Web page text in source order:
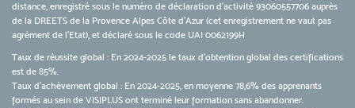
distance, enregistré sous le numéro de déclaration d’activité 93060557706 auprès
de la DREETS de la Provence Alpes Côte d’Azur (cet enregistrement ne vaut pas
agrément de l’Etat), et déclaré sous le code UAI 0062199H
Taux de réussite global : En 2024-2025 le taux d'obtention global des certifications
est de 85%.
Taux d’achèvement global : En 2024-2025, en moyenne 78,6% des apprenants
formés au sein de VISIPLUS ont terminé leur formation sans abandonner.